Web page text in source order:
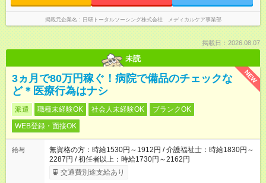
掲載元企業名 日研トータルソーシング株式会社 メディカルケア事業部
掲載日：2026.08.07
未読
NEW
3ヵ月で80万円稼ぐ！病院で備品のチェックな
ど＊医療行為はナシ
派遣 職種未経験OK 社会人未経験OK
ブランクOK
WEB登録・面接OK
給与
無資格の方：時給1530円～1912円 / 介護福祉士：時給1830円～
2287円 / 初任者以上：時給1730円～2162円
交通費別途支給あり